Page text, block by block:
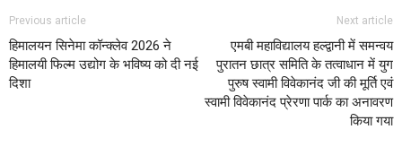
Previous article
हिमालयन सिनेमा कॉन्क्लेव 2026 ने
हिमालयी फिल्म उद्योग के भविष्य को दी नई
दिशा
Next article
एमबी महाविद्यालय हल्द्वानी में समन्वय
पुरातन छात्र समिति के तत्वाधान में युग
पुरुष स्वामी विवेकानंद जी की मूर्ति एवं
स्वामी विवेकानंद प्रेरणा पार्क का अनावरण
किया गया